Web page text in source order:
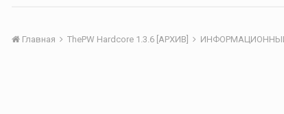
Главная ThePW Hardcore 1.3.6 [АРХИВ]